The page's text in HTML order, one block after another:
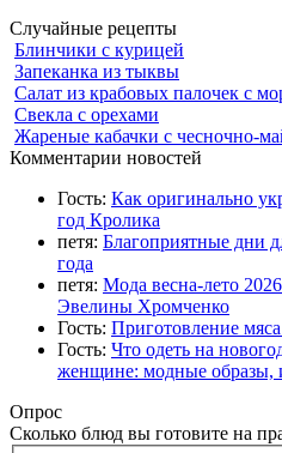
Случайные рецепты
Блинчики с курицей
Запеканка из тыквы
Салат из крабовых палочек с
Свекла с орехами
Жареные кабачки с чесночно-
Комментарии новостей
Гость: Как оригинально
год Кролика
петя: Благоприятные дни
года
петя: Мода весна-лето
Эвелины Хромченко
Гость: Приготовление
Гость: Что одеть на
женщине: модные образы,
Опрос
Сколько блюд вы готовите на